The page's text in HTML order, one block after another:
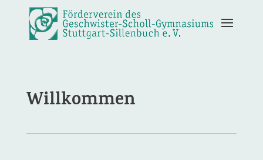
Willkommen